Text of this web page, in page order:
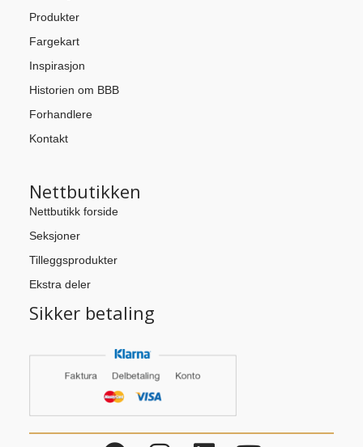
Produkter
Fargekart
Inspirasjon
Historien om BBB
Forhandlere
Kontakt
Nettbutikken
Nettbutikk forside
Seksjoner
Tilleggsprodukter
Ekstra deler
Sikker betaling